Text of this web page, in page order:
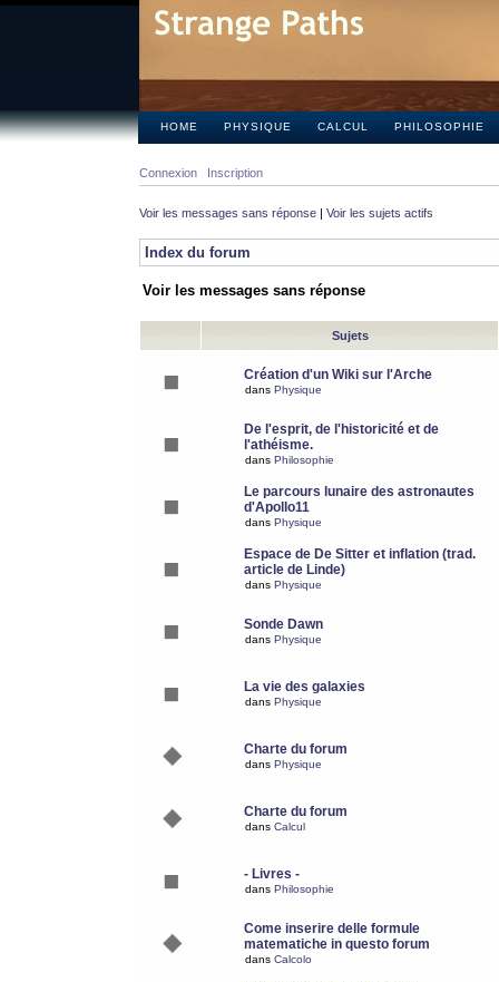
HOME PHYSIQUE CALCUL PHILOSOPHIE
Connexion Inscription
Voir les messages sans réponse | Voir les sujets actifs
Index du forum
Voir les messages sans réponse
Sujets
Création d'un Wiki sur l'Arche
dans Physique
De l'esprit, de l'historicité et de
l'athéisme.
dans Philosophie
Le parcours lunaire des astronautes
d'Apollo11
dans Physique
Espace de De Sitter et inflation (trad.
article de Linde)
dans Physique
Sonde Dawn
dans Physique
La vie des galaxies
dans Physique
Charte du forum
dans Physique
Charte du forum
dans Calcul
- Livres -
dans Philosophie
Come inserire delle formule
matematiche in questo forum
dans Calcolo